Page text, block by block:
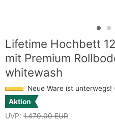
Lifetime Hochbett
mit Premium
whitewash
Neue Ware ist unterwegs!
Aktion
UVP: 1.470,00 EUR